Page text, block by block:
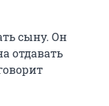
сыну. Он
отдавать